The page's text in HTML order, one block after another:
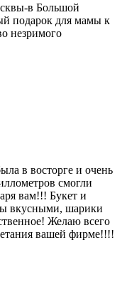
в Большой
подарок для мамы к
незримого
в восторге и очень
смогли
вам!!! Букет и
вкусными, шарики
Желаю всего
вашей фирме!!!!